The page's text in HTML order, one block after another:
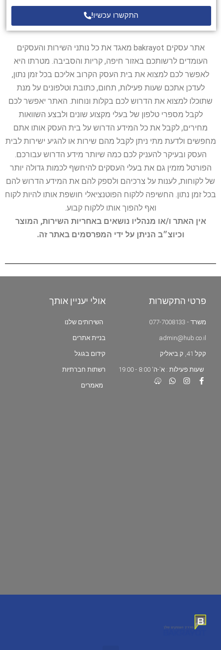
התקשרו עכשיו!
אתר עסקים bakrayot מאגד את כל נותני השירות והעסקים
העומדים לרשותכם באזור חיפה, קריות והסביבה. מטרתו היא
לאפשר לכם למצוא את בית העסק הקרוב אליכם בכל זמן נתון,
לעדכן אתכם שעות פעילות, תחום, כתובת וטלפונים על מנת
שתוכלו למצוא את הדרוש לכם בקלות ונוחות. האתר יאפשר לכם
לקבל מספרי טלפון של בעלי מקצוע שונים ולבצע השוואות
מחירים, לקבל את כל המידע הדרוש על בית העסק אותו אתם
מחפשים ולדעת מתי ניתן לקבל מהם שירות או להגיע ישירות לבית
העסק ובעיקר להעניק לכם כמה שיותר מידע הדרוש עבורכם.
הפורטל מזמין גם את בעלי העסקים להיחשף לכמות גדולה יותר
של לקוחות, לענות על צרכיהם ולספק להם את המידע הדרוש להם
בכל זמן נתון. החשיפה ללקוח הפוטנציאלי חושפת אותו להיות לקוח
ואף להפוך אותו ללקוח קבוע.
אין האתר ו/או מנהליו נושאים באחריות השירות, המוצר
וכיוצ״ב הניתן על ידי המפרסמים באתר זה.
פרטי התקשרות
משרד - 077-7008133
admin@hub.co.il
קקל 41, ק.ביאליק
שעות פעילות : א'-ה' 8:00 - 19:00
אולי יעניין אותך
השירותים שלנו
בניית אתרים
קידום בגוגל
רשתות חברתיות
מאמרים